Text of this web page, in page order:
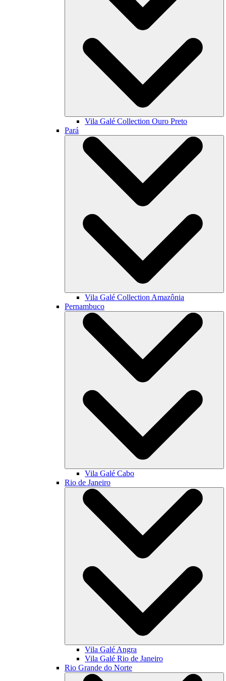
Vila Galé Collection Ouro Preto
Pará
Vila Galé Collection Amazônia
Pernambuco
Vila Galé Cabo
Rio de Janeiro
Vila Galé Angra
Vila Galé Rio de Janeiro
Rio Grande do Norte